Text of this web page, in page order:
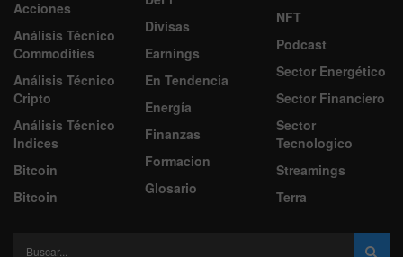
Acciones
Análisis Técnico
Commodities
Análisis Técnico
Cripto
Análisis Técnico
Indices
Bitcoin
Bitcoin
Divisas
Earnings
En Tendencia
Energía
Finanzas
Formacion
Glosario
NFT
Podcast
Sector Energético
Sector Financiero
Sector
Tecnologico
Streamings
Terra